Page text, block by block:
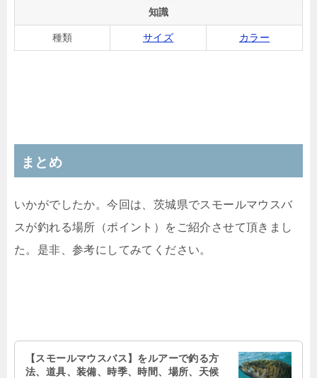
知識
種類 サイズ カラー
まとめ
いかがでしたか。今回は、茨城県でスモールマウスバ
スが釣れる場所（ポイント）をご紹介させて頂きまし
た。是非、参考にしてみてください。
【スモールマウスバス】をルアーで釣る方
法、道具、装備、時季、時間、場所、天候